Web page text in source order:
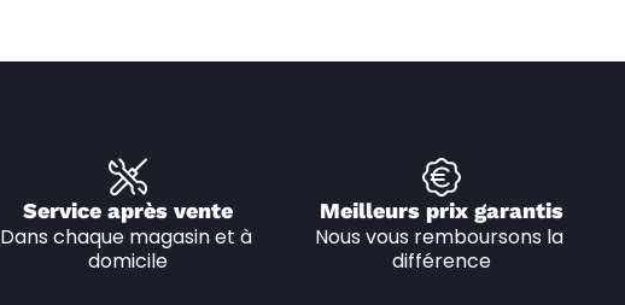
Service après vente
Dans chaque magasin et à
domicile
Meilleurs prix garantis
Nous vous remboursons la
différence